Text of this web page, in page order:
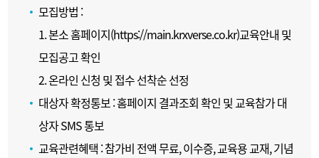
모집방법 :
1. 본소 홈페이지(https://main.krxverse.co.kr)교육안내 및
모집공고 확인
2. 온라인 신청 및 접수 선착순 선정
대상자 확정통보 : 홈페이지 결과조회 확인 및 교육참가 대
상자 SMS 통보
교육관련혜택 : 참가비 전액 무료, 이수증, 교육용 교재, 기념